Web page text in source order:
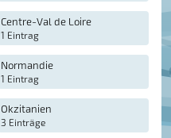
Centre-Val de Loire
1 Eintrag
Normandie
1 Eintrag
Okzitanien
3 Einträge